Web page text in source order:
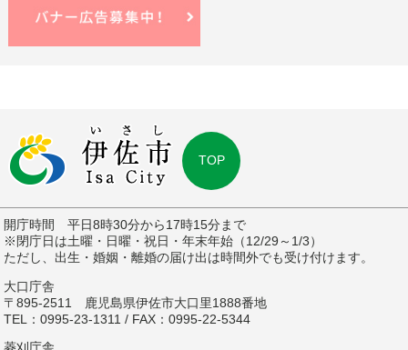
TOP
開庁時間 平日8時30分から17時15分まで
※閉庁日は土曜・日曜・祝日・年末年始（12/29～1/3）
ただし、出生・婚姻・離婚の届け出は時間外でも受け付けます。
大口庁舎
〒895-2511 鹿児島県伊佐市大口里1888番地
TEL：0995-23-1311 / FAX：0995-22-5344